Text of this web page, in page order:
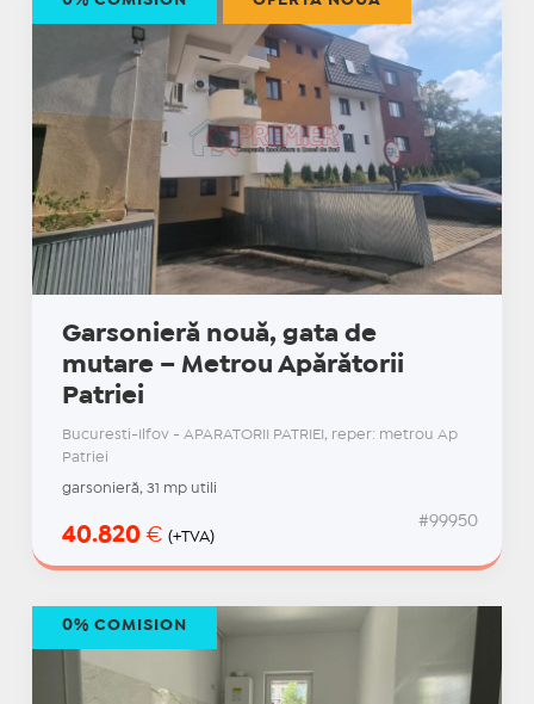
Garsonieră nouă, gata de
mutare – Metrou Apărătorii
Patriei
Bucuresti-Ilfov - APARATORII PATRIEI, reper: metrou Ap
Patriei
garsonieră, 31 mp utili
40.820 € (+TVA)
#99950
0% COMISION